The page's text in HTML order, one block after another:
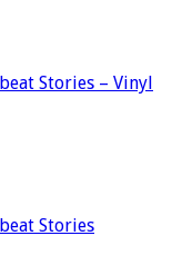
Stories – Vinyl
Stories